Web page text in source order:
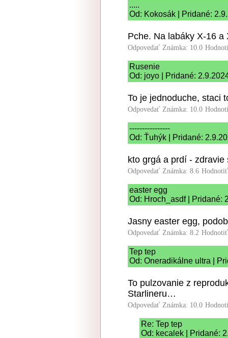
.....
Od: Kokosák | Pridané:
Pche. Na labáky X-16 a
Odpovedať Známka: 10.0
Rusenie
Od: joyo | Pridané:
To je jednoduche, staci
Odpovedať Známka: 10.0
----------------
Od: Ťuhýk | Pridané:
kto grgá a prdí - zdravie
Odpovedať Známka: 8.6
easter egg
Od: Hroch_asdf | Pridané:
Jasny easter egg,
Odpovedať Známka: 8.2
Tep tep
Od: Oneradikálne ultra |
To pulzovanie z
Starlineru…
Odpovedať Známka: 10.0
Re: Tep tep
Od: kecalek | Pridané: